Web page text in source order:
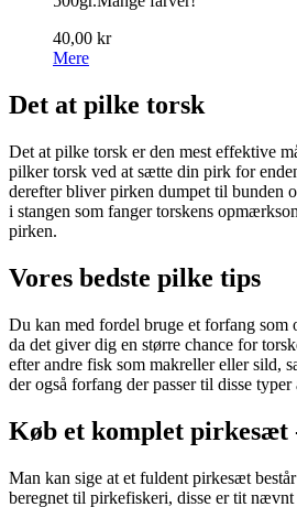
40,00 kr
Mere
Det at pilke torsk
Det at pilke torsk er den mest effektive
pilker torsk ved at sætte din pirk for
derefter bliver pirken dumpet til bunden
i stangen som fanger torskens
pirken.
Vores bedste pilke tips
Du kan med fordel bruge et forfang
da det giver dig en større chance for
efter andre fisk som makreller eller sild,
der også forfang der passer til disse
Køb et komplet pirkesæt
Man kan sige at et fuldent pirkesæt
beregnet til pirkefiskeri, disse er tit